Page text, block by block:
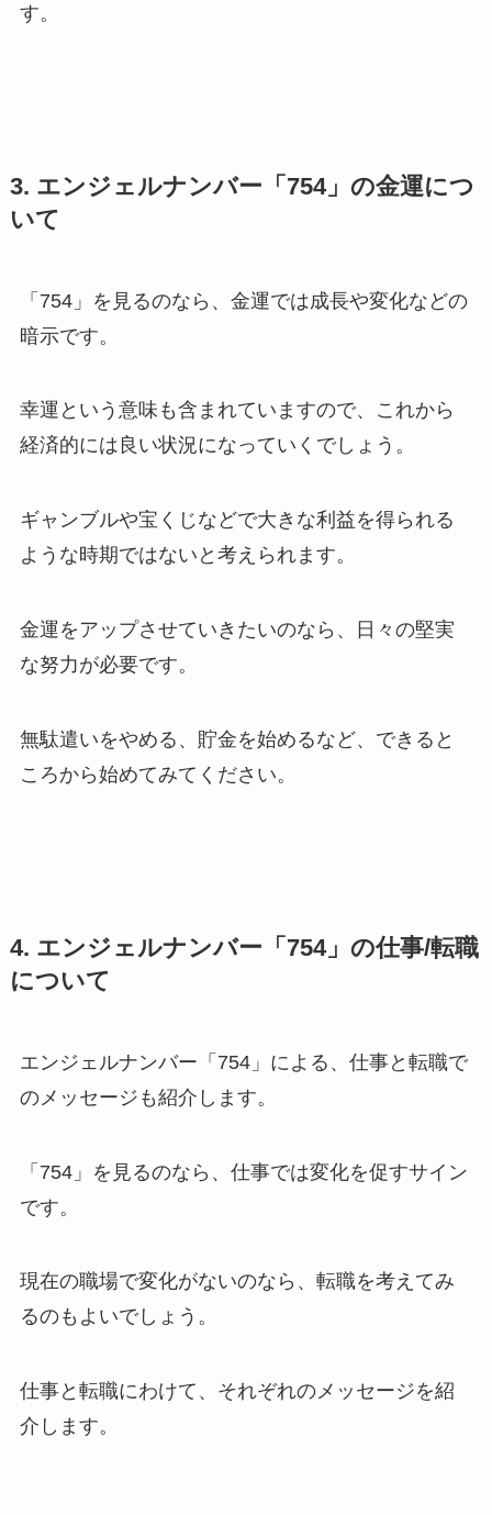
す。
3. エンジェルナンバー「754」の金運につ
いて
「754」を見るのなら、金運では成長や変化などの
暗示です。
幸運という意味も含まれていますので、これから
経済的には良い状況になっていくでしょう。
ギャンブルや宝くじなどで大きな利益を得られる
ような時期ではないと考えられます。
金運をアップさせていきたいのなら、日々の堅実
な努力が必要です。
無駄遣いをやめる、貯金を始めるなど、できると
ころから始めてみてください。
4. エンジェルナンバー「754」の仕事/転職
について
エンジェルナンバー「754」による、仕事と転職で
のメッセージも紹介します。
「754」を見るのなら、仕事では変化を促すサイン
です。
現在の職場で変化がないのなら、転職を考えてみ
るのもよいでしょう。
仕事と転職にわけて、それぞれのメッセージを紹
介します。